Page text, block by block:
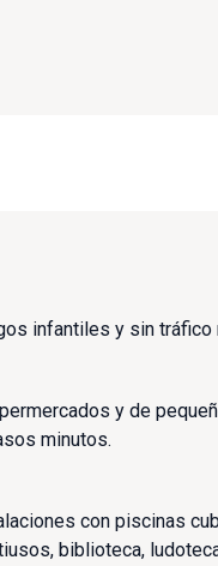
infantiles y sin tráfico
y de
minutos.
con piscinas
biblioteca,